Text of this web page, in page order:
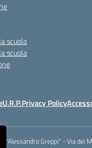
scuola
scuola
U.R.P.Privacy Policy
"Alessandro Greppi" - Via